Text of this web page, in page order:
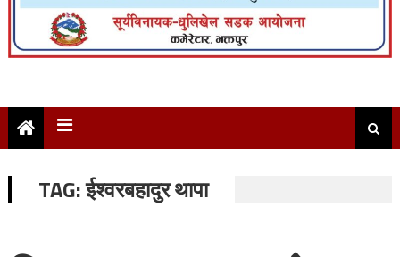
TAG:ईश्वरबहादुर थापा